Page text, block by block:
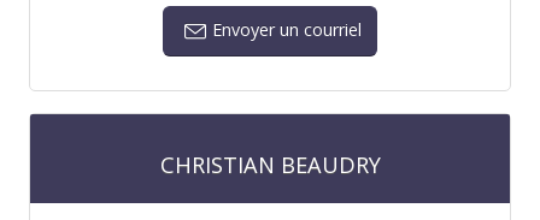
Envoyer un courriel
CHRISTIAN BEAUDRY